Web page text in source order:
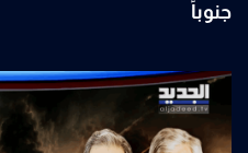
جنوباً